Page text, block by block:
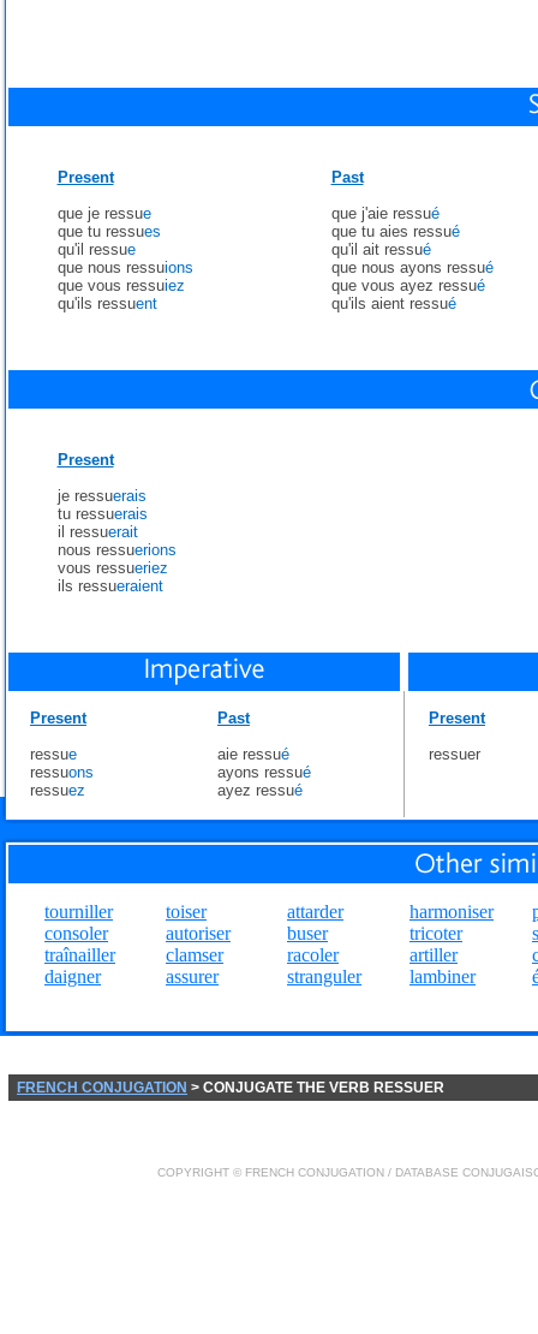
Present
que je ressue
que tu ressues
qu'il ressue
que nous ressuions
que vous ressuiez
qu'ils ressuent
Past
que j'aie ressué
que tu aies ressué
qu'il ait ressué
que nous ayons ressué
que vous ayez ressué
qu'ils aient ressué
Present
je ressuerais
tu ressuerais
il ressuerait
nous ressuerions
vous ressueriez
ils ressueraient
Present
ressue
ressuons
ressuez
Past
aie ressué
ayons ressué
ayez ressué
Present
ressuer
tourniller
consoler
traînailler
daigner
toiser
autoriser
clamser
assurer
attarder
buser
racoler
stranguler
harmoniser
tricoter
artiller
lambiner
FRENCH CONJUGATION > CONJUGATE THE VERB RESSUER
COPYRIGHT © FRENCH CONJUGATION / DATABASE